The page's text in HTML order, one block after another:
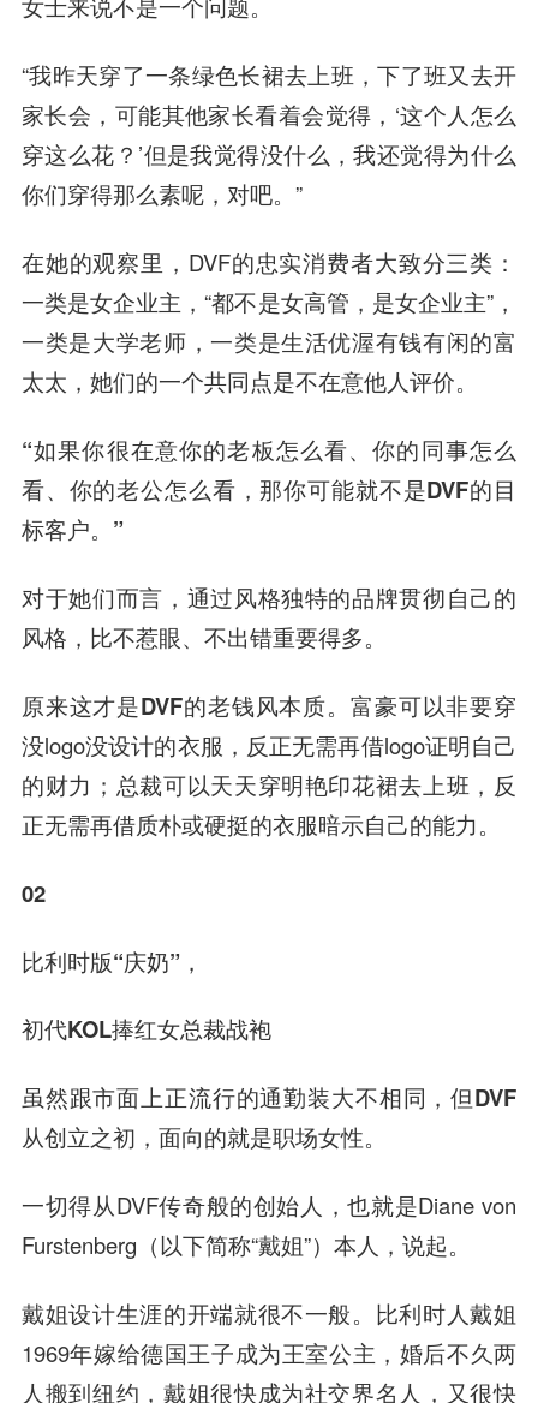
女士来说不是一个问题。
“我昨天穿了一条绿色长裙去上班，下了班又去开
家长会，可能其他家长看着会觉得，‘这个人怎么
穿这么花？’但是我觉得没什么，我还觉得为什么
你们穿得那么素呢，对吧。”
在她的观察里，DVF的忠实消费者大致分三类：
一类是女企业主，“都不是女高管，是女企业主”，
一类是大学老师，一类是生活优渥有钱有闲的富
太太， 她们的一个共同点是不在意他人评价。
“如果你很在意你的老板怎么看、你的同事怎么
看、你的老公怎么看，那你可能就不是DVF的目
标客户。”
对于她们而言，通过风格独特的品牌贯彻自己的
风格，比不惹眼、不出错重要得多。
原来这才是DVF的老钱风本质。 富豪可以非要穿
没logo没设计的衣服，反正无需再借logo证明自己
的财力；总裁可以天天穿明艳印花裙去上班，反
正无需再借质朴或硬挺的衣服暗示自己的能力。
02
比利时版“庆奶”，
初代KOL捧红女总裁战袍
虽然跟市面上正流行的通勤装大不相同，但DVF
从创立之初，面向的就是职场女性。
一切得从DVF传奇般的创始人，也就是Diane von
Furstenberg（以下简称“戴姐”）本人，说起。
戴姐设计生涯的开端就很不一般。比利时人戴姐
1969年嫁给德国王子成为王室公主，婚后不久两
人搬到纽约，戴姐很快成为社交界名人，又很快